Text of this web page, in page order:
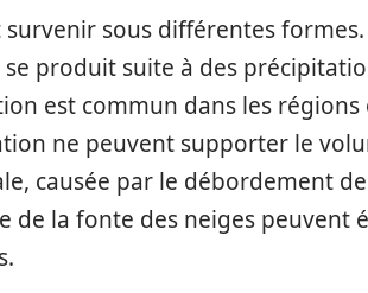
sous différentes formes.
produit suite à des
est commun dans les
ne peuvent supporter le
causée par le débordement
de la fonte des neiges peuvent